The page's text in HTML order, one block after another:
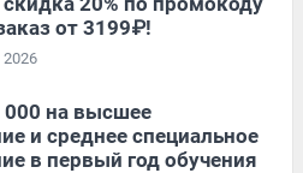
от 3199₽!
2026
000 на высшее
и среднее специальное
в первый год обучения